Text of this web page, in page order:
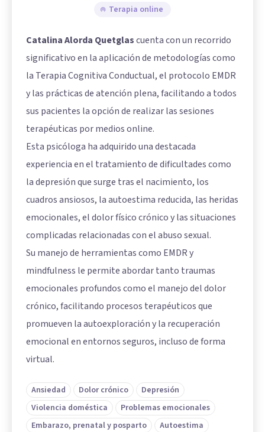
Terapia online
Catalina Alorda Quetglascuenta con un recorrido
significativo en la aplicación de metodologías como
la Terapia Cognitiva Conductual, el protocolo EMDR
y las prácticas de atención plena, facilitando a todos
sus pacientes la opción de realizar las sesiones
terapéuticas por medios online.
Esta psicóloga ha adquirido una destacada
experiencia en el tratamiento de dificultades como
la depresión que surge tras el nacimiento, los
cuadros ansiosos, la autoestima reducida, las heridas
emocionales, el dolor físico crónico y las situaciones
complicadas relacionadas con el abuso sexual.
Su manejo de herramientas como EMDR y
mindfulness le permite abordar tanto traumas
emocionales profundos como el manejo del dolor
crónico, facilitando procesos terapéuticos que
promueven la autoexploración y la recuperación
emocional en entornos seguros, incluso de forma
virtual.
Ansiedad Dolor crónico
Depresión
Violencia doméstica
Problemas emocionales
Embarazo, prenatal y posparto
Autoestima